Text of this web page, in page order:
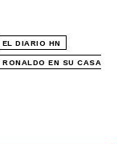
EL DIARIO HN
EN SU CASA